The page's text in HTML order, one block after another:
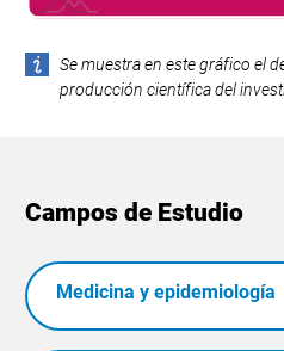
Se muestra en este gráfico el
producción científica del
Campos de Estudio
Medicina y epidemiología